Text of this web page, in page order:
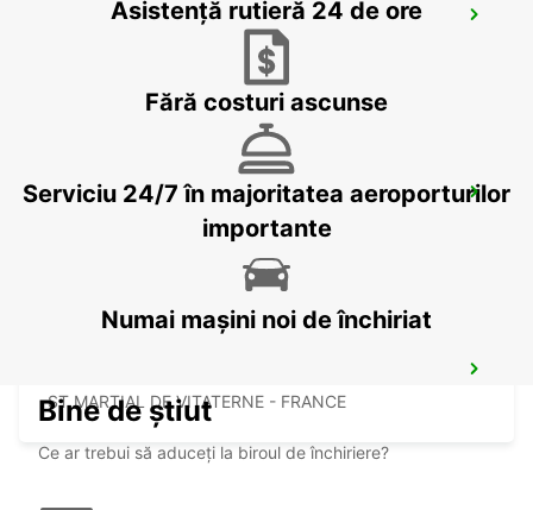
BISCARROSSE
MARMANDE RAILWAY STATION
MARMANDE - FRANCE
ST MARTIAL DE VITATERNE - FRANCE
Asistență rutieră 24 de ore
Fără costuri ascunse
Serviciu 24/7 în majoritatea aeroporturilor
importante
Numai mașini noi de închiriat
Bine de știut
Ce ar trebui să aduceți la biroul de închiriere?